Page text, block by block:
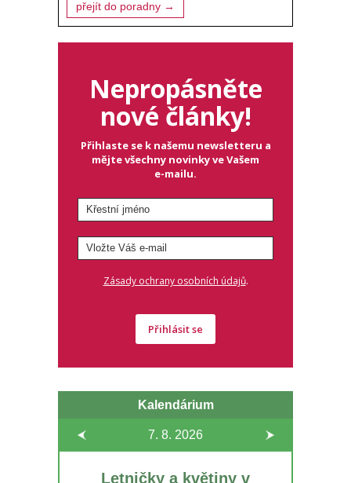
přejít do poradny →
Nepropásněte
nové články!
Přihlaste se k našemu newsletteru a
mějte všechny novinky ve Vašem
e-mailu.
Zásady ochrany osobních údajů.
Přihlásit se
Kalendárium
7. 8. 2026
Letničky a květiny v